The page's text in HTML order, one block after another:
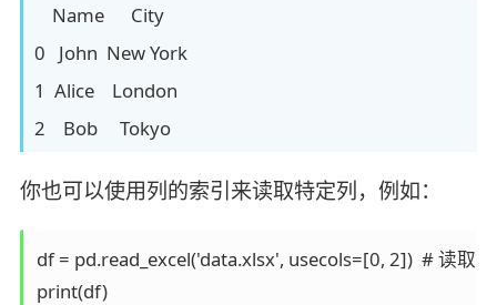
Name City
0 John New York
1 Alice London
2 Bob Tokyo
你也可以使用列的索引来读取特定列，例如：
df = pd.read_excel('data.xlsx', usecols=[0, 2])  # 读取
print(df)